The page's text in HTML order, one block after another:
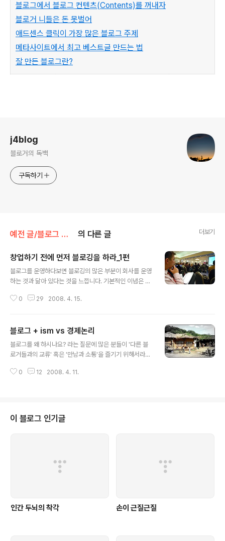
블로그에서 블로그 컨텐츠(Contents)를 꺼내자
블로거 니들은 돈 못벌어
애드센스 클릭이 가장 많은 블로그 주제
메타사이트에서 최고 베스트글 만드는 법
잘 만든 블로그란?
j4blog
블로거의 독백
구독하기
예전 글/블로그 비지니스 도움말 의 다른 글 더보기
창업하기 전에 먼저 블로깅을 하라_1편
블로그를 운영하다보면 블로깅의 많은 부분이 회사를 운영
하는 것과 닮아 있다는 것을 느낍니다. 기본적인 이념은 비
로그를 운영하는 목적은 자신의 Contents를 많이 읽히게
를 운영하며 어떻게 더 많은 손님을 불러들일 것인지를 연
구하는 것과 비슷합니다. 이런 여러가지 닮은 점 때문에 많
은 성공한 블로거들은 알고보니 회사의 CEO였더라, 알고
있는 것 같습니다. 많은 직장인들의 로망이라 할 수 있는 창
0 29 2008. 4. 15.
블로그 + ism vs 경제논리
블로그를 왜 하시나요? 라는 질문에 많은 분들이 '다른 블
로거들과의 교류' 혹은 '만남과 소통'을 즐기기 위해서라고
장판 정도로 생각하고 있는 것 같습니다. 아는 분들과 서로
군밤 까먹으며 밤새 고스톱 이야기를 나누는 것쯤으로 생
각하는 분들이 많다는 것이죠. 취미로써의 블로깅은 다른
겁고 따뜻한 친구네 골방같은 블로고스피..
0 12 2008. 4. 11.
이 블로그 인기글
인간 두뇌의 착각 손이 근질근질